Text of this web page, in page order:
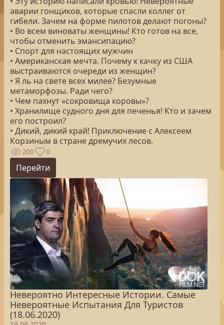
аварии гонщиков, которые спасли коллег от
гибели. Зачем на форме пилотов делают погоны?
• Во всем виноваты женщины! Кто готов на все,
чтобы отменить эмансипацию?
• Спорт для настоящих мужчин
• Американская мечта. Почему к качку из США
выстраиваются очереди из женщин?
• Я ль на свете всех милее? Безумные
метаморфозы. Ради чего?
• Чем пахнут «сокровища коровы»?
• Хранилище судного дня для печенья! Кто и зачем
его построил?
• Дикий, дикий край! Приключение с Алексеем
Корзиным в стране дремучих лесов.
200 0
Перейти
Невероятно Интересные Истории. Самые
Невероятные Испытания Для Туристов
(18.06.2020)